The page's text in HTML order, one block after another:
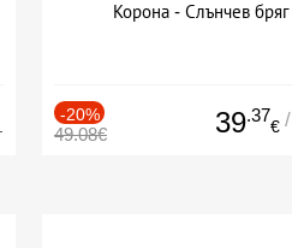
Корона - Слънчев бряг
-20%
49.08€ 39.37
€ /